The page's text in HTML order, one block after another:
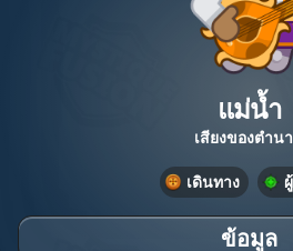
แม่น้ำ
เสียงของตำน
เดินทาง
ข้อมูล